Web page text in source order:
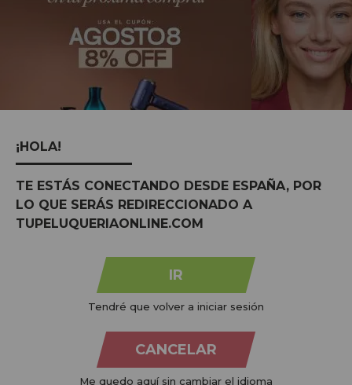
MARCAS:
¡HOLA!
TE ESTÁS CONECTANDO DESDE ESPAÑA, POR
LO QUE SERÁS REDIRECCIONADO A
TUPELUQUERIAONLINE.COM
IR
Tendré que volver a iniciar sesión
CANCELAR
Me quedo aquí sin cambiar el idioma